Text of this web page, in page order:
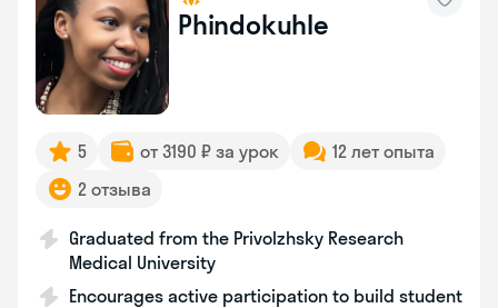
Phindokuhle
5 от 3190 ₽ за урок
12 лет опыта
2 отзыва
Graduated from the Privolzhsky Research
Medical University
Encourages active participation to build student